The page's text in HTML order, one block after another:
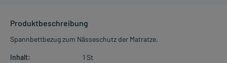
Produktbeschreibung
Spannbettbezug zum Nässeschutz der Matratze.
Inhalt:
1 St